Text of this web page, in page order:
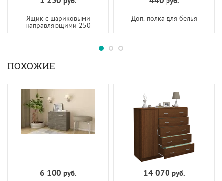
Ящик с шариковыми
направляющими 250
Доп. полка для белья
ПОХОЖИЕ
6 100 руб. 14 070 руб.